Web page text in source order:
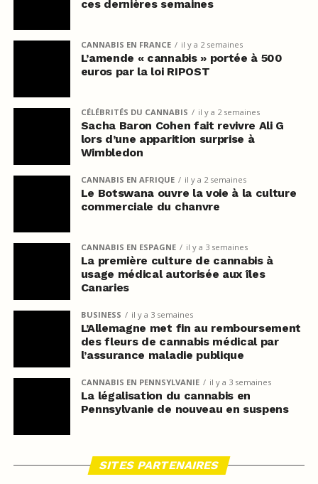
ces dernières semaines
CANNABIS EN FRANCE il y a 2 semaines
L’amende « cannabis » portée à 500
euros par la loi RIPOST
CÉLÉBRITÉS DU CANNABIS il y a 2 semaines
Sacha Baron Cohen fait revivre Ali G
lors d’une apparition surprise à
Wimbledon
CANNABIS EN AFRIQUE il y a 2 semaines
Le Botswana ouvre la voie à la culture
commerciale du chanvre
CANNABIS EN ESPAGNE il y a 3 semaines
La première culture de cannabis à
usage médical autorisée aux îles
Canaries
BUSINESS il y a 3 semaines
L’Allemagne met fin au remboursement
des fleurs de cannabis médical par
l’assurance maladie publique
CANNABIS EN PENNSYLVANIE il y a 3 semaines
La légalisation du cannabis en
Pennsylvanie de nouveau en suspens
SITES PARTENAIRES